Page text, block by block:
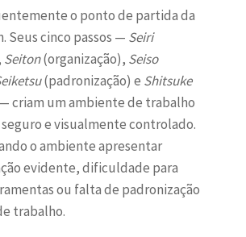
o ponto de partida da
Seus cinco passos — Seiri
Seiton(organização), Seiso
(padronização) e Shitsuke
criam um ambiente de trabalho
e visualmente controlado.
o ambiente apresentar
evidente, dificuldade para
ou falta de padronização
trabalho.